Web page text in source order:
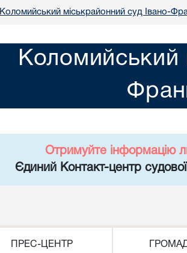
Коломийський міськрайонний суд Івано-
Коломийський
Отримуйте інформацію
Єдиний Контакт-центр
ПРЕС-ЦЕНТР